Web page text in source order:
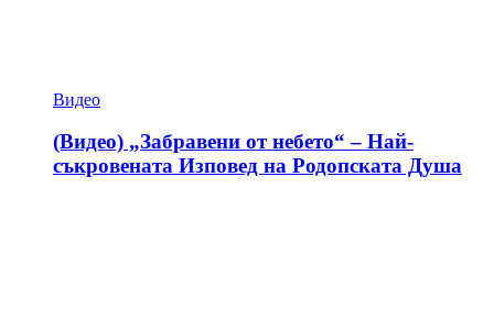
Видео
(Видео) „Забравени от небето“ – Най-
съкровената Изповед на Родопската Душа